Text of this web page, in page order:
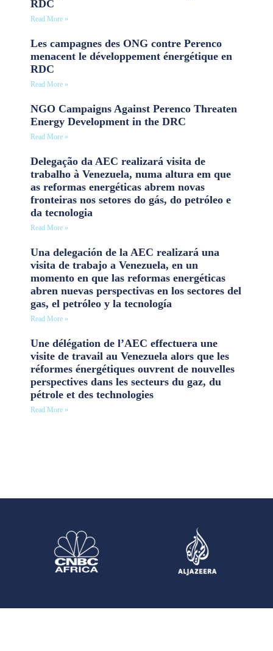
RDC
Read More »
Les campagnes des ONG contre Perenco
menacent le développement énergétique en
RDC
Read More »
NGO Campaigns Against Perenco Threaten
Energy Development in the DRC
Read More »
Delegação da AEC realizará visita de
trabalho à Venezuela, numa altura em que
as reformas energéticas abrem novas
fronteiras nos setores do gás, do petróleo e
da tecnologia
Read More »
Una delegación de la AEC realizará una
visita de trabajo a Venezuela, en un
momento en que las reformas energéticas
abren nuevas perspectivas en los sectores del
gas, el petróleo y la tecnología
Read More »
Une délégation de l’AEC effectuera une
visite de travail au Venezuela alors que les
réformes énergétiques ouvrent de nouvelles
perspectives dans les secteurs du gaz, du
pétrole et des technologies
Read More »